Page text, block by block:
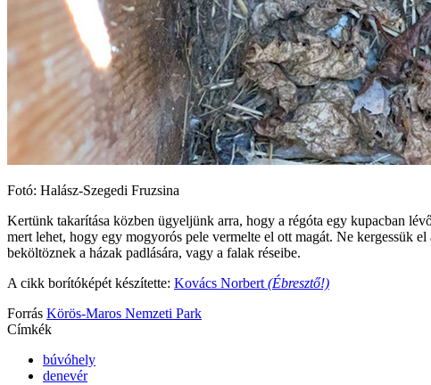
Fotó: Halász-Szegedi Fruzsina
Kertünk takarítása közben ügyeljünk arra, hogy a régóta egy kupacban
mert lehet, hogy egy mogyorós pele vermelte el ott magát. Ne kergessük
beköltöznek a házak padlására, vagy a falak réseibe.
A cikk borítóképét készítette: Kovács Norbert (Ébresztő!)
Forrás Körös-Maros Nemzeti Park
Címkék
búvóhely
denevér